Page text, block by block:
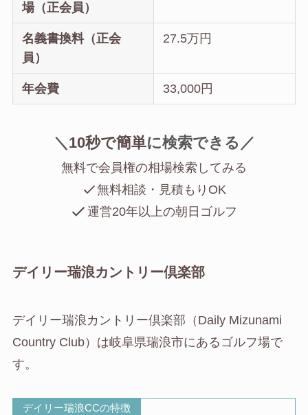
場（正会員）
名義書換料（正会
員）
27.5万円
年会費 33,000円
＼ 10秒で簡単に検索できる／
無料で会員権の相場検索してみる
無料相談・見積もりOK
運営20年以上の朝日ゴルフ
デイリー瑞浪カントリー倶楽部
デイリー瑞浪カントリー倶楽部（Daily Mizunami
Country Club）は岐阜県瑞浪市にあるゴルフ場で
す。
デイリー瑞浪CCの特徴